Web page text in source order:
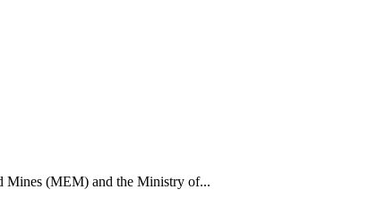
Mines (MEM) and the Ministry of...